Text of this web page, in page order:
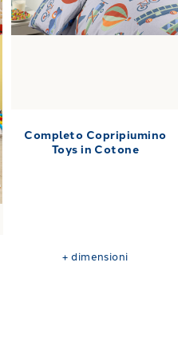
Completo Copripiumino
Toys in Cotone
+dimensioni